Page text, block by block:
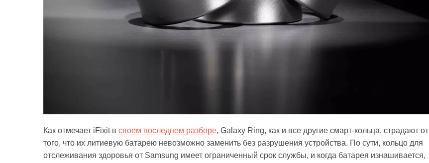
Как отмечает iFixit в своем последнем разборе, Galaxy Ring, как и все другие смарт-кольца, страдают от
того, что их литиевую батарею невозможно заменить без разрушения устройства. По сути, кольцо для
отслеживания здоровья от Samsung имеет ограниченный срок службы, и когда батарея изнашивается,